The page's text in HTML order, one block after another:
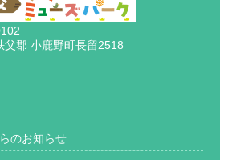
父郡 小鹿野町長留2518
のお知らせ